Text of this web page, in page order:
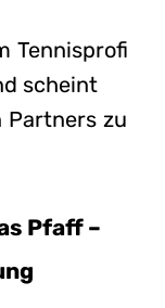
Tennisprofi
scheint
Partners zu
Pfaff –